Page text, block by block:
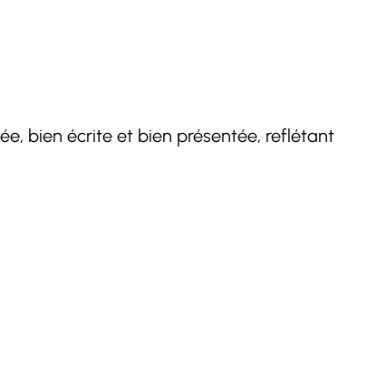
bien écrite et bien présentée, reflétant